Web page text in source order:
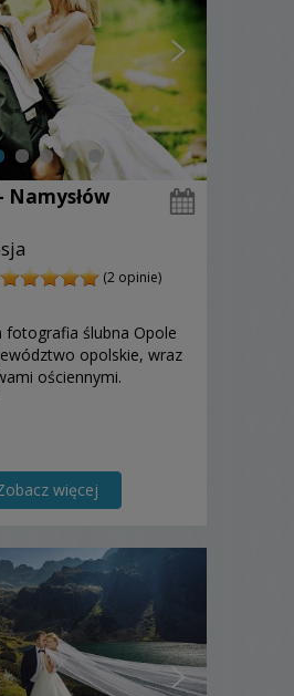
Namysłów
(2 opinie)
fotografia ślubna Opole
opolskie, wraz
ościennymi.
więcej